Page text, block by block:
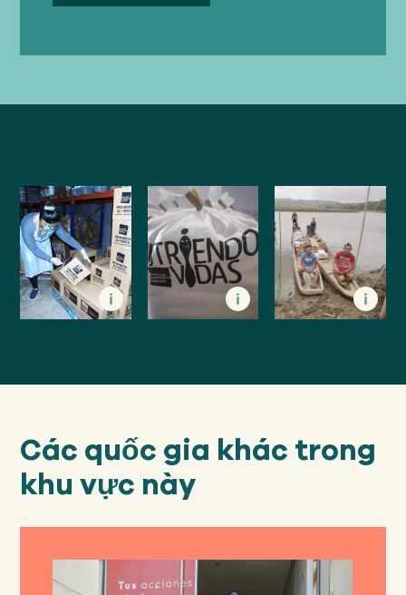
Các quốc gia khác trong
khu vực này